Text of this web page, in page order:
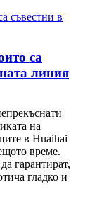
са
линия
на
в Huaihai
време.
гарантират,
гладко и